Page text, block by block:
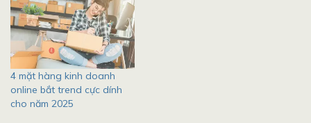
4 mặt hàng kinh doanh
online bắt trend cực dính
cho năm 2025